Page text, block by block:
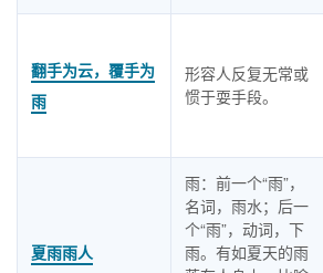
翻手为云，覆手为
雨
形容人反复无常或
惯于耍手段。
夏雨雨人
雨：前一个“雨”，
名词，雨水；后一
个“雨”，动词，下
雨。有如夏天的雨